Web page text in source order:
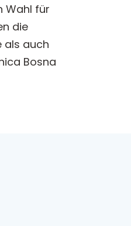
Wahl für
die
als auch
Bosna